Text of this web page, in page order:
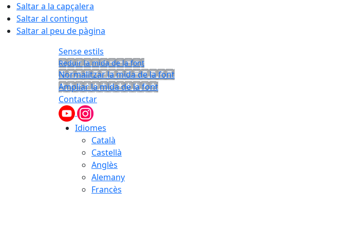
Saltar a la capçalera
Saltar al contingut
Saltar al peu de pàgina
Sense estils
Reduir la mida de la font
Normalitzar la mida de la font
Ampliar la mida de la font
Contactar
Idiomes
Català
Castellà
Anglès
Alemany
Francès